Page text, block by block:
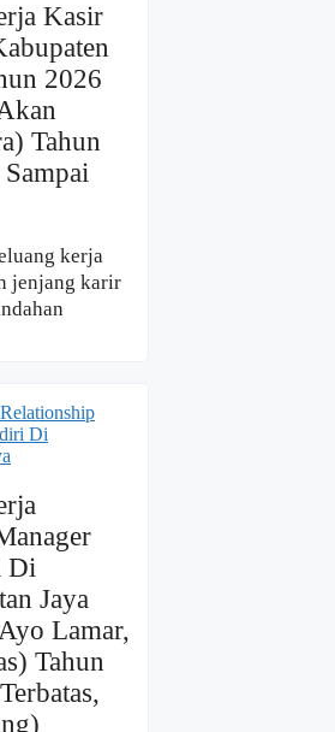
Kasir
2026
Tahun
kerja
jenjang karir
Di
Jaya
Lamar,
Tahun